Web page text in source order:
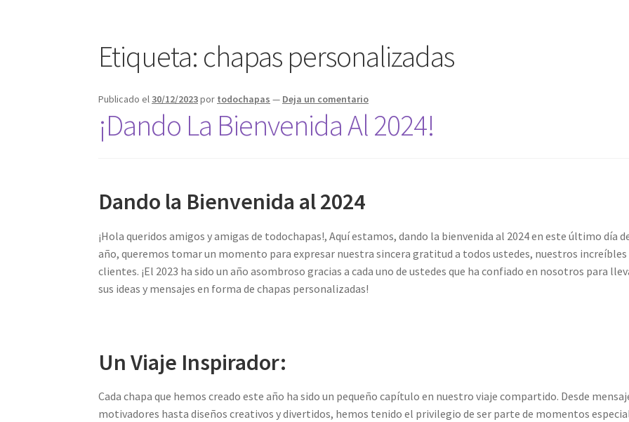
Etiqueta: chapas personalizadas
Publicado el 30/12/2023por todochapas — Deja un comentario
¡Dando La Bienvenida Al 2024!
Dando la Bienvenida al 2024
¡Hola queridos amigos y amigas de todochapas!, Aquí estamos, dando la bienvenida al 2024 en este último día
año, queremos tomar un momento para expresar nuestra sincera gratitud a todos ustedes, nuestros increíbles
clientes. ¡El 2023 ha sido un año asombroso gracias a cada uno de ustedes que ha confiado en nosotros para
sus ideas y mensajes en forma de chapas personalizadas!
Un Viaje Inspirador:
Cada chapa que hemos creado este año ha sido un pequeño capítulo en nuestro viaje compartido. Desde
motivadores hasta diseños creativos y divertidos, hemos tenido el privilegio de ser parte de momentos